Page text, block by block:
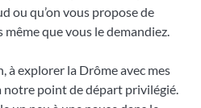
ou qu’on vous propose de
que vous le demandiez.
à explorer la Drôme avec mes
notre point de départ privilégié.